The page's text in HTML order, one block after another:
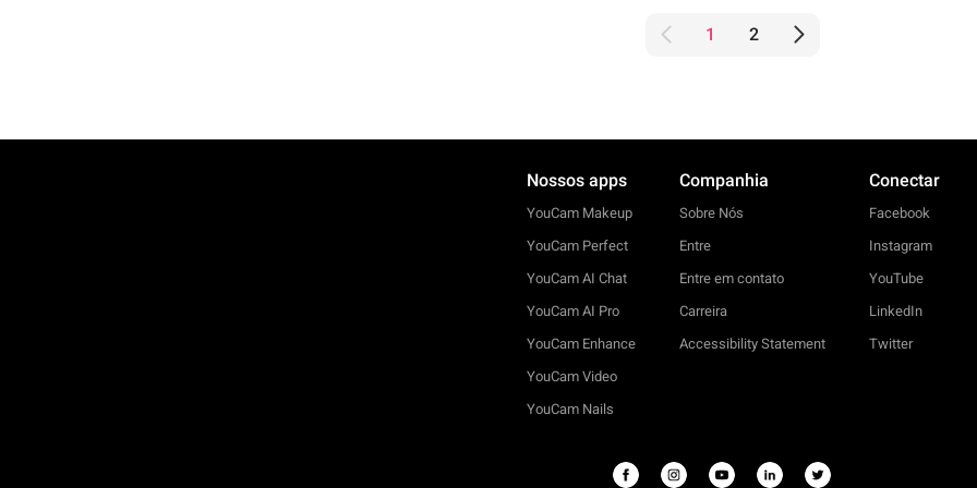
1 2
Nossos apps
YouCam Makeup
YouCam Perfect
YouCam AI Chat
YouCam AI Pro
YouCam Enhance
YouCam Video
YouCam Nails
Companhia
Sobre Nós
Entre
Entre em contato
Carreira
Accessibility Statement
Conectar
Facebook
Instagram
YouTube
LinkedIn
Twitter